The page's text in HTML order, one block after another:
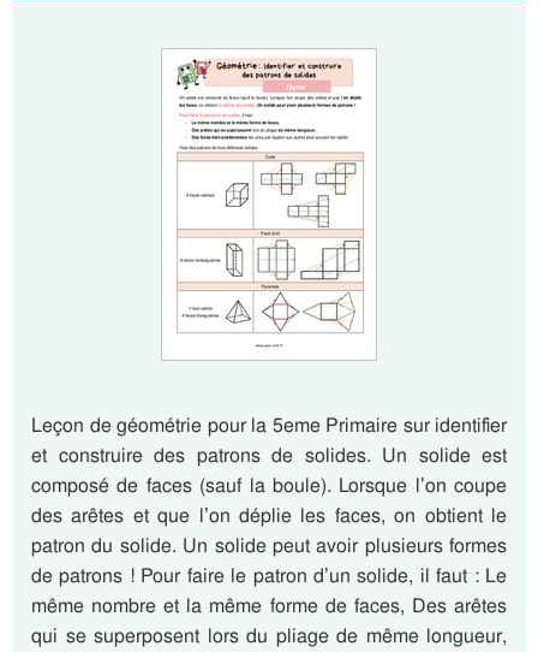
Leçon de géométrie pour la 5eme Primaire sur identifier
et construire des patrons de solides. Un solide est
composé de faces (sauf la boule). Lorsque l’on coupe
des arêtes et que l’on déplie les faces, on obtient le
patron du solide. Un solide peut avoir plusieurs formes
de patrons ! Pour faire le patron d’un solide, il faut : Le
même nombre et la même forme de faces, Des arêtes
qui se superposent lors du pliage de même longueur,